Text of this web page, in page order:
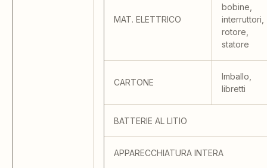
MAT. ELETTRICO
bobine,
interruttori,
rotore,
statore
CARTONE
Imballo,
libretti
BATTERIE AL LITIO
APPARECCHIATURA INTERA